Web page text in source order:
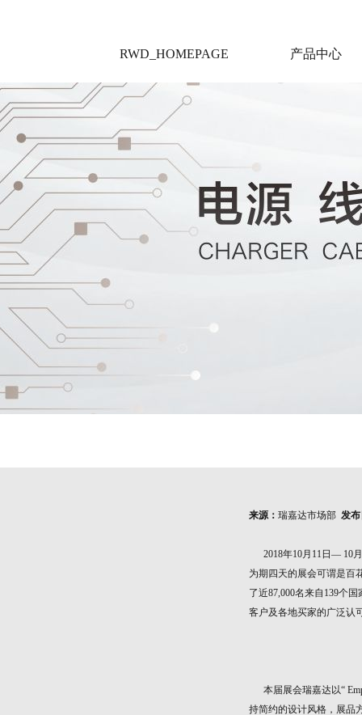
RWD_HOMEPAGE 产品中心
来源： 瑞嘉达市场部 发
2018年10月11日— 10月
为期四天的展会可谓是百
了近87,000名来自139个
客户及各地买家的广泛认
本届展会瑞嘉达以“
持简约的设计风格，展品